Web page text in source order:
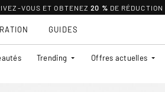
VOUS ET OBTENEZ 20 % DE RÉDUCTION
Trending Offres actuelles
GUIDES